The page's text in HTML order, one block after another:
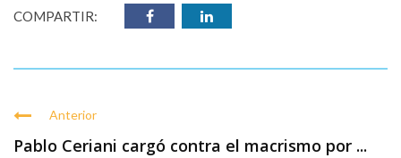
COMPARTIR:
Anterior
Pablo Ceriani cargó contra el macrismo por ...